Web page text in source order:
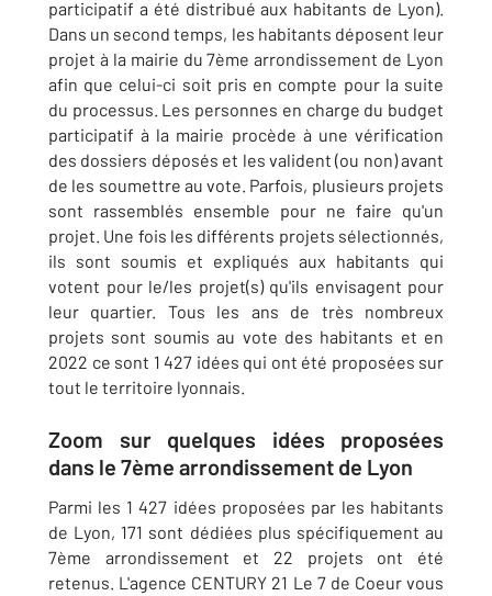
participatif a été distribué aux habitants de Lyon).
Dans un second temps, les habitants déposent leur
projet à la mairie du 7ème arrondissement de Lyon
afin que celui-ci soit pris en compte pour la suite
du processus. Les personnes en charge du budget
participatif à la mairie procède à une vérification
des dossiers déposés et les valident (ou non) avant
de les soumettre au vote. Parfois, plusieurs projets
sont rassemblés ensemble pour ne faire qu'un
projet. Une fois les différents projets sélectionnés,
ils sont soumis et expliqués aux habitants qui
votent pour le/les projet(s) qu'ils envisagent pour
leur quartier. Tous les ans de très nombreux
projets sont soumis au vote des habitants et en
2022 ce sont 1 427 idées qui ont été proposées sur
tout le territoire lyonnais.
Zoom sur quelques idées proposées
dans le 7ème arrondissement de Lyon
Parmi les 1 427 idées proposées par les habitants
de Lyon, 171 sont dédiées plus spécifiquement au
7ème arrondissement et 22 projets ont été
retenus. L'agence CENTURY 21 Le 7 de Coeur vous